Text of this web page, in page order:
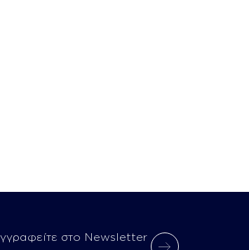
στο Newsletter